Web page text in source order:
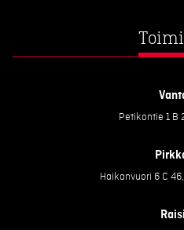
Petikontie 1 B
Haikanvuori 6 C